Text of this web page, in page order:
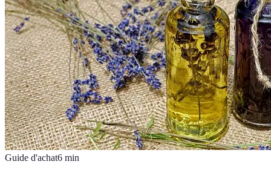
Guide d'achat6 min